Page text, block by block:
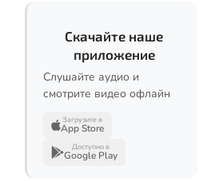
Скачайте наше
приложение
Слушайте аудио и
смотрите видео офлайн
Загрузите в
App Store
Доступно в
Google Play